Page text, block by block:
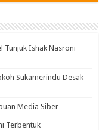
Tunjuk Ishak Nasroni
Sukamerindu Desak
Media Siber
Terbentuk